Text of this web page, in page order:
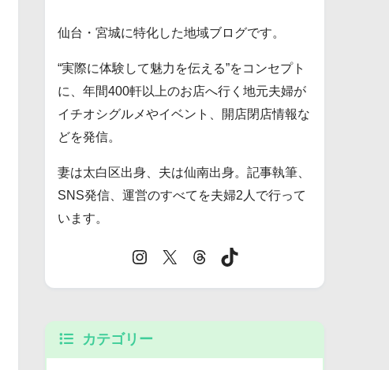
仙台・宮城に特化した地域ブログです。
“実際に体験して魅力を伝える”をコンセプト
に、年間400軒以上のお店へ行く地元夫婦が
イチオシグルメやイベント、開店閉店情報な
どを発信。
妻は太白区出身、夫は仙南出身。記事執筆、
SNS発信、運営のすべてを夫婦2人で行って
います。
カテゴリー